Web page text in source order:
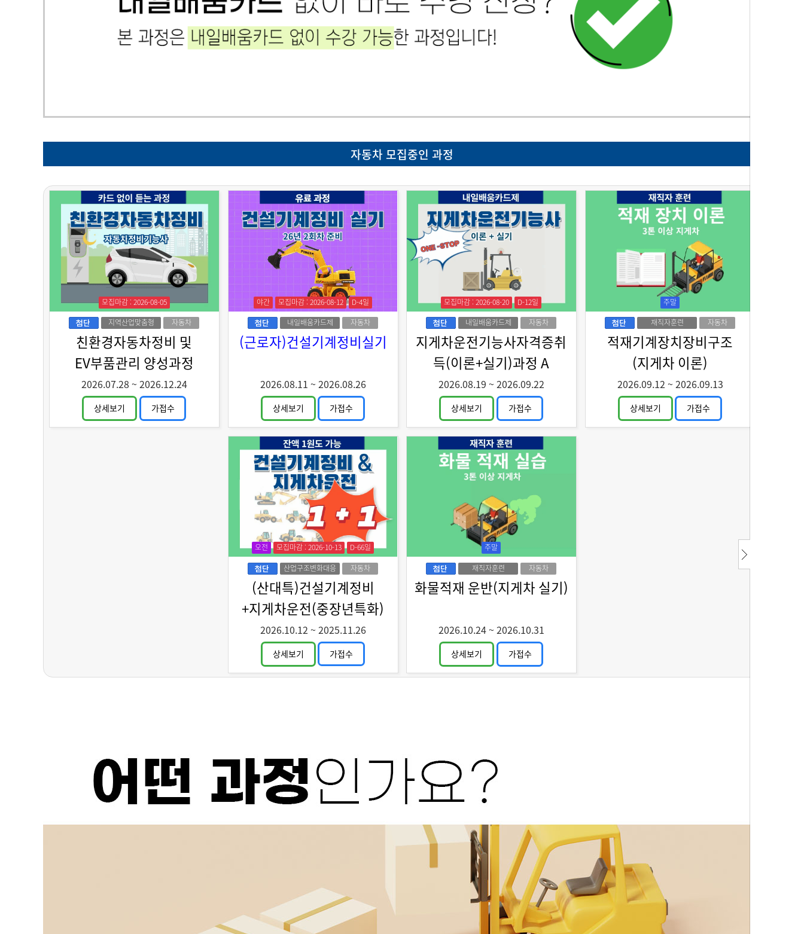
자동차 모집중인 과정
모집마감 : 2026-08-05
지역산업맞춤형
인력양성
자동차
친환경자동차정비 및
EV부품관리 양성과정
2026.07.28 ~ 2026.12.24
상세보기 가접수
야간 모집마감 : 2026-08-12
D-4일
내일배움카드제
자동차
(근로자)건설기계정비실기
2026.08.11 ~ 2026.08.26
상세보기 가접수
모집마감 : 2026-08-20
D-12일
내일배움카드제
자동차
지게차운전기능사자격증취
득(이론+실기)과정 A
2026.08.19 ~ 2026.09.22
상세보기 가접수
주말
재직자훈련
자동차
적재기계장치장비구조
(지게차 이론)
2026.09.12 ~ 2026.09.13
상세보기 가접수
오전 모집마감 : 2026-10-13
D-66일
산업구조변화대응
특화훈련
자동차
(산대특)건설기계정비
+지게차운전(중장년특화)
2026.10.12 ~ 2025.11.26
상세보기 가접수
주말
재직자훈련
자동차
화물적재 운반(지게차 실기)
2026.10.24~ 2026.10.31
상세보기 가접수